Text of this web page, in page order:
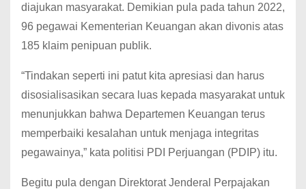
diajukan masyarakat. Demikian pula pada tahun 2022,
96 pegawai Kementerian Keuangan akan divonis atas
185 klaim penipuan publik.
“Tindakan seperti ini patut kita apresiasi dan harus
disosialisasikan secara luas kepada masyarakat untuk
menunjukkan bahwa Departemen Keuangan terus
memperbaiki kesalahan untuk menjaga integritas
pegawainya,” kata politisi PDI Perjuangan (PDIP) itu.
Begitu pula dengan Direktorat Jenderal Perpajakan